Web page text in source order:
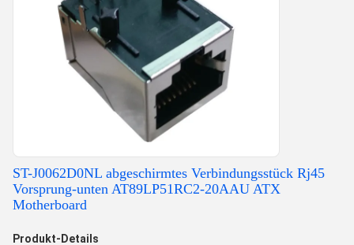
ST-J0062D0NL abgeschirmtes Verbindungsstück Rj45
Vorsprung-unten AT89LP51RC2-20AAU ATX
Motherboard
Produkt-Details